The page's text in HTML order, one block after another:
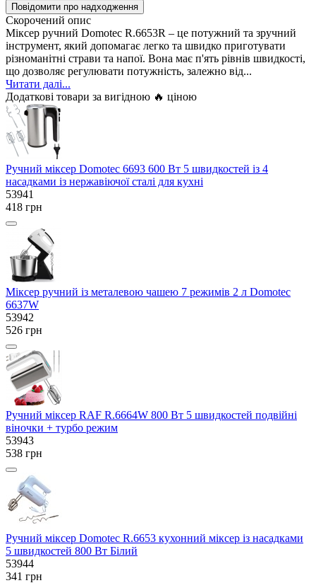
Повідомити про надходження
Скорочений опис
Міксер ручний Domotec R.6653R – це потужний та зручний
інструмент, який допомагає легко та швидко приготувати
різноманітні страви та напої. Вона має п'ять рівнів швидкості,
що дозволяє регулювати потужність, залежно від...
Читати далі...
Додаткові товари за вигідною 🔥 ціною
Ручний міксер Domotec 6693 600 Вт 5 швидкостей із 4
насадками із нержавіючої сталі для кухні
53941
418 грн
Міксер ручний із металевою чашею 7 режимів 2 л Domotec
6637W
53942
526 грн
Ручний міксер RAF R.6664W 800 Вт 5 швидкостей подвійні
віночки + турбо режим
53943
538 грн
Ручний міксер Domotec R.6653 кухонний міксер із насадками
5 швидкостей 800 Вт Білий
53944
341 грн